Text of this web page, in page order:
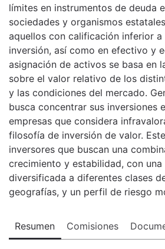
límites en instrumentos de deuda
sociedades y organismos
aquellos con calificación inferior
inversión, así como en efectivo y
asignación de activos se basa en
sobre el valor relativo de los
y las condiciones del mercado.
busca concentrar sus inversiones
empresas que considera
filosofía de inversión de valor.
inversores que buscan una
crecimiento y estabilidad, con
diversificada a diferentes clases
geografías, y un perfil de riesgo
Resumen Comisiones